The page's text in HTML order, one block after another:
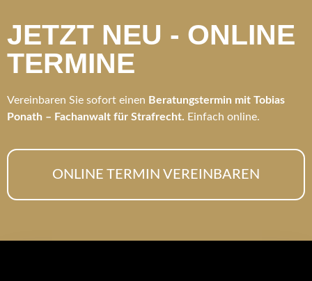
JETZT NEU - ONLINE
TERMINE
Vereinbaren Sie sofort einen Beratungstermin mit Tobias
Ponath – Fachanwalt für Strafrecht. Einfach online.
ONLINE TERMIN VEREINBAREN